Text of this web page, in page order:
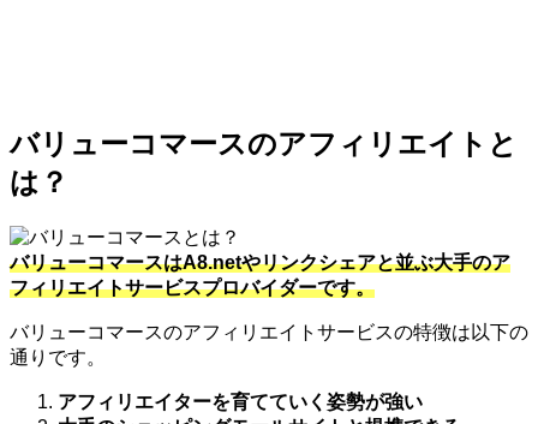
バリューコマースのアフィリエイトと
は？
バリューコマースはA8.netやリンクシェアと並ぶ大手のア
フィリエイトサービスプロバイダーです。
バリューコマースのアフィリエイトサービスの特徴は以下の
通りです。
アフィリエイターを育てていく姿勢が強い